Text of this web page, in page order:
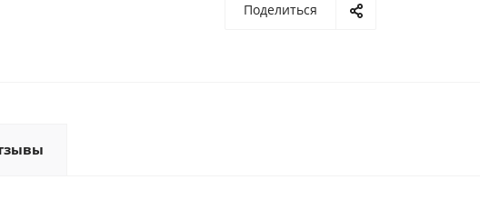
Поделиться